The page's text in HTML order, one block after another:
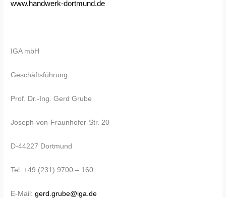
www.handwerk-dortmund.de
IGA mbH
Geschäftsführung
Prof. Dr.-Ing. Gerd Grube
Joseph-von-Fraunhofer-Str. 20
D-44227 Dortmund
Tel: +49 (231) 9700 – 160
E-Mail:gerd.grube@iga.de